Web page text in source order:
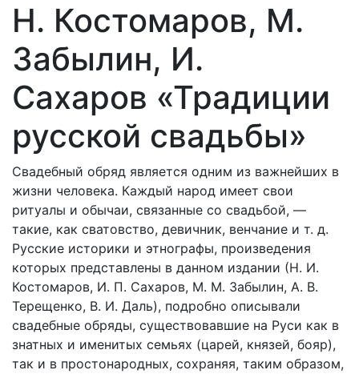
Н. Костомаров, М.
Забылин, И.
Сахаров «Традиции
русской свадьбы»
Свадебный обряд является одним из важнейших в
жизни человека. Каждый народ имеет свои
ритуалы и обычаи, связанные со свадьбой, —
такие, как сватовство, девичник, венчание и т. д.
Русские историки и этнографы, произведения
которых представлены в данном издании (Н. И.
Костомаров, И. П. Сахаров, М. М. Забылин, А. В.
Терещенко, В. И. Даль), подробно описывали
свадебные обряды, существовавшие на Руси как в
знатных и именитых семьях (царей, князей, бояр),
так и в простонародных, сохраняя, таким образом,